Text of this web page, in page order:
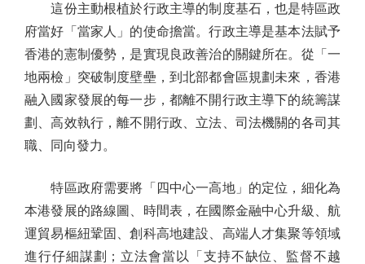
這份主動根植於行政主導的制度基石，也是特區政
府當好「當家人」的使命擔當。行政主導是基本法賦予
香港的憲制優勢，是實現良政善治的關鍵所在。從「一
地兩檢」突破制度壁壘，到北部都會區規劃未來，香港
融入國家發展的每一步，都離不開行政主導下的統籌謀
劃、高效執行，離不開行政、立法、司法機關的各司其
職、同向發力。
特區政府需要將「四中心一高地」的定位，細化為
本港發展的路線圖、時間表，在國際金融中心升級、航
運貿易樞紐鞏固、創科高地建設、高端人才集聚等領域
進行仔細謀劃；立法會當以「支持不缺位、監督不越